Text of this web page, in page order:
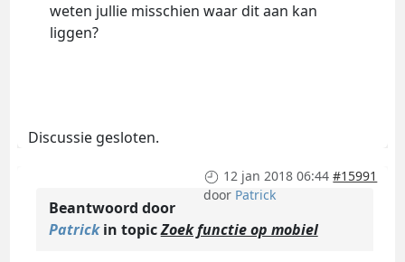
weten jullie misschien waar dit aan kan
liggen?
Discussie gesloten.
12 jan 2018 06:44 #15991
door Patrick
Beantwoord door
Patrickin topicZoek functie op mobiel